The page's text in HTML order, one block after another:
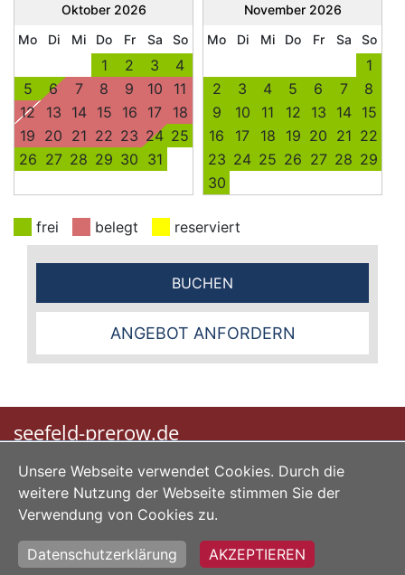
Unsere Webseite verwendet Cookies. Durch die
weitere Nutzung der Webseite stimmen Sie der
Verwendung von Cookies zu.
Datenschutzerklärung AKZEPTIEREN
Oktober 2026
Mo
Di Mi Do Fr Sa So
1 2 3
4
5
6 7 8 9 10
11
12
13 14 15 16 17
18
19 20 21 22 23 24 25
26 27 28 29 30 31
November 2026
Mo
Di Mi Do Fr Sa So
1
2
3 4 5 6 7
8
9
10 11 12 13 14
15
16
17 18 19 20 21 22
23 24 25 26 27 28 29
30
frei belegt reserviert
BUCHEN
ANGEBOT ANFORDERN
seefeld-prerow.de
| | |
Erstellt mitBuchungssoftware Fewo-Verwalter
Copyright © 2026 Ferienservice Seefeld